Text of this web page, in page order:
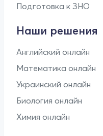
Подготовка к ЗНО
Наши решения
Английский онлайн
Математика онлайн
Украинский онлайн
Биология онлайн
Химия онлайн